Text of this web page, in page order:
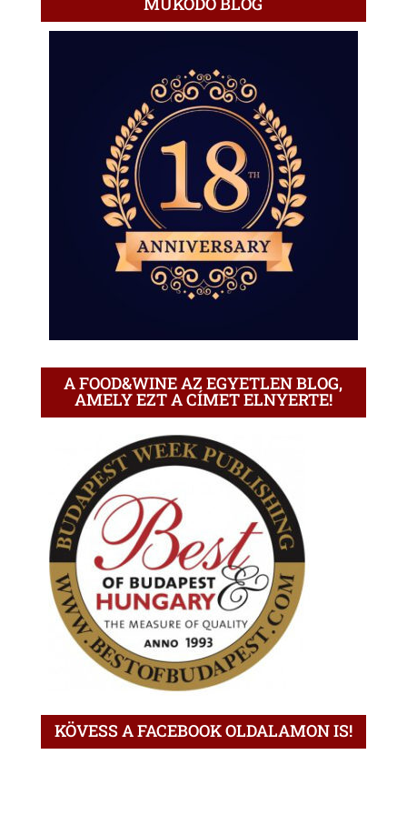
A FOOD&WINE AZ EGYETLEN BLOG,
AMELY EZT A CÍMET ELNYERTE!
KÖVESS A FACEBOOK OLDALAMON IS!